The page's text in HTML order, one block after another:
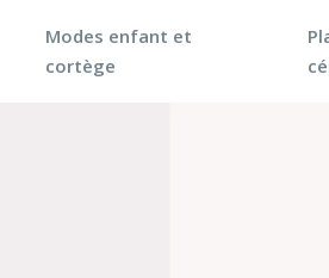
Modes enfant et
cortège